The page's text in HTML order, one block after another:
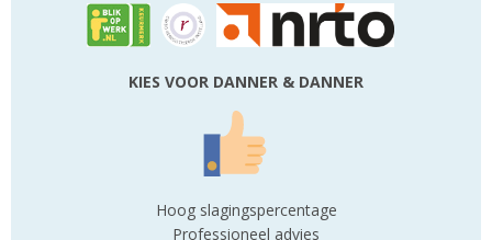
KIES VOOR DANNER & DANNER
Hoog slagingspercentage
Professioneel advies